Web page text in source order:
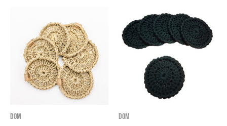
DOM DOM